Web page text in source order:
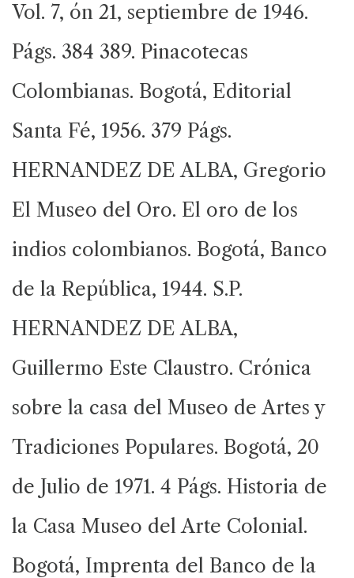
Vol. 7, ón 21, septiembre de 1946.
Págs. 384 389. Pinacotecas
Colombianas. Bogotá, Editorial
Santa Fé, 1956. 379 Págs.
HERNANDEZ DE ALBA, Gregorio
El Museo del Oro. El oro de los
indios colombianos. Bogotá, Banco
de la República, 1944. S.P.
HERNANDEZ DE ALBA,
Guillermo Este Claustro. Crónica
sobre la casa del Museo de Artes y
Tradiciones Populares. Bogotá, 20
de Julio de 1971. 4 Págs. Historia de
la Casa Museo del Arte Colonial.
Bogotá, Imprenta del Banco de la